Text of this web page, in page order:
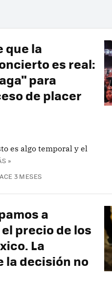
que la
es real:
para
de placer
es algo temporal y el
»
3 MESES
a
precio de los
La
la decisión no